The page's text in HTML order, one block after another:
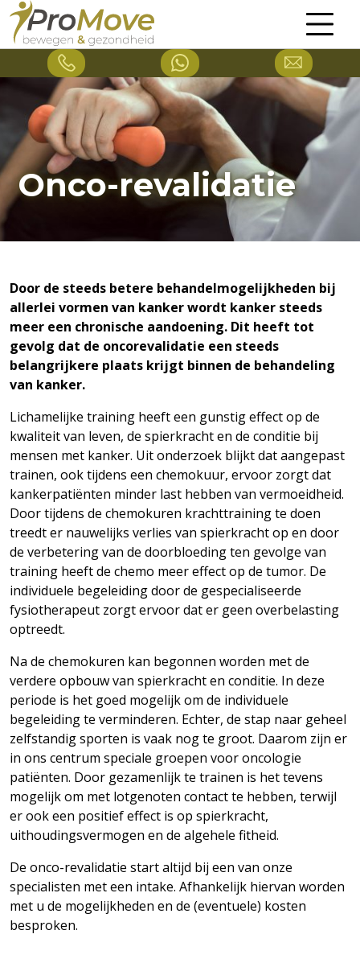
Onco-revalidatie
Door de steeds betere behandelmogelijkheden bij
allerlei vormen van kanker wordt kanker steeds
meer een chronische aandoening. Dit heeft tot
gevolg dat de oncorevalidatie een steeds
belangrijkere plaats krijgt binnen de behandeling
van kanker.
Lichamelijke training heeft een gunstig effect op de
kwaliteit van leven, de spierkracht en de conditie bij
mensen met kanker. Uit onderzoek blijkt dat aangepast
trainen, ook tijdens een chemokuur, ervoor zorgt dat
kankerpatiënten minder last hebben van vermoeidheid.
Door tijdens de chemokuren krachttraining te doen
treedt er nauwelijks verlies van spierkracht op en door
de verbetering van de doorbloeding ten gevolge van
training heeft de chemo meer effect op de tumor. De
individuele begeleiding door de gespecialiseerde
fysiotherapeut zorgt ervoor dat er geen overbelasting
optreedt.
Na de chemokuren kan begonnen worden met de
verdere opbouw van spierkracht en conditie. In deze
periode is het goed mogelijk om de individuele
begeleiding te verminderen. Echter, de stap naar geheel
zelfstandig sporten is vaak nog te groot. Daarom zijn er
in ons centrum speciale groepen voor oncologie
patiënten. Door gezamenlijk te trainen is het tevens
mogelijk om met lotgenoten contact te hebben, terwijl
er ook een positief effect is op spierkracht,
uithoudingsvermogen en de algehele fitheid.
De onco-revalidatie start altijd bij een van onze
specialisten met een intake. Afhankelijk hiervan worden
met u de mogelijkheden en de (eventuele) kosten
besproken.